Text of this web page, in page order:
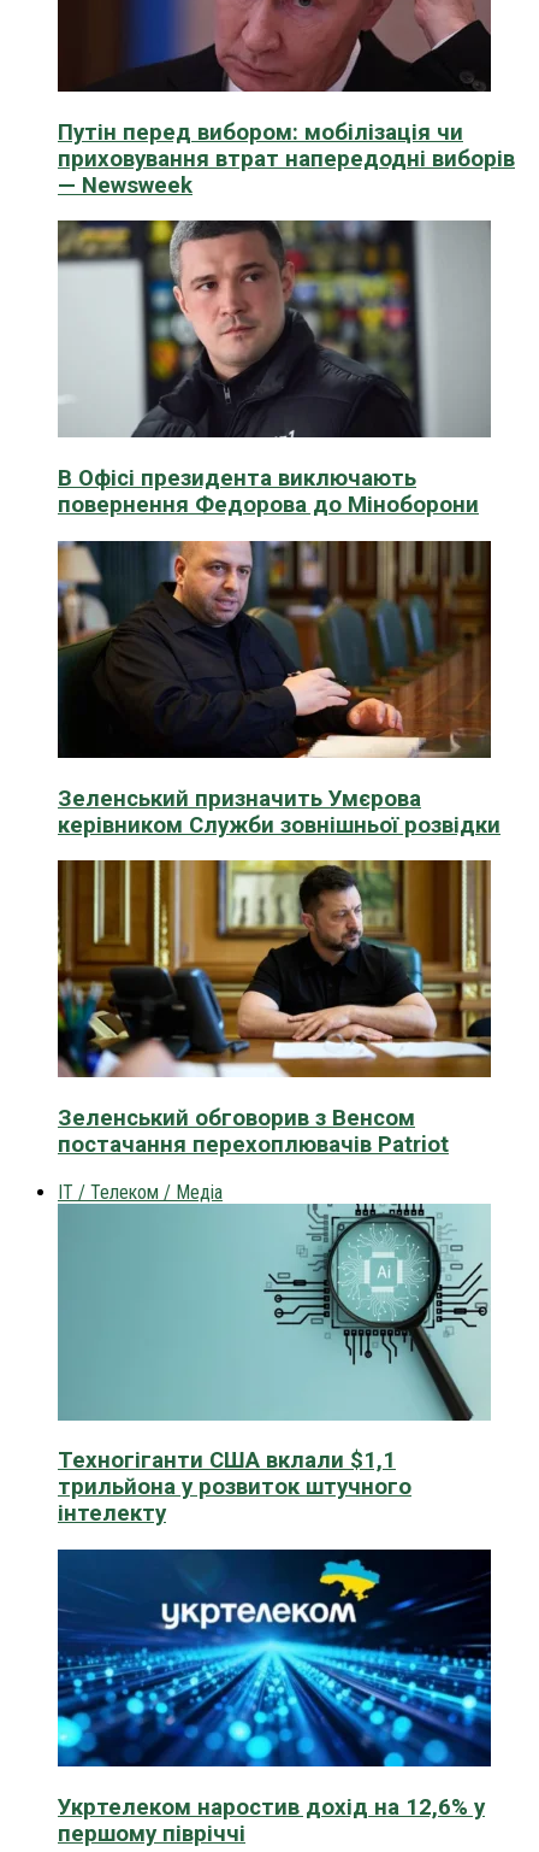
Путін перед вибором: мобілізація чи
приховування втрат напередодні виборів
— Newsweek
В Офісі президента виключають
повернення Федорова до Міноборони
Зеленський призначить Умєрова
керівником Служби зовнішньої розвідки
Зеленський обговорив з Венсом
постачання перехоплювачів Patriot
IT / Телеком / Медіа
Техногіганти США вклали $1,1
трильйона у розвиток штучного
інтелекту
Укртелеком наростив дохід на 12,6% у
першому півріччі